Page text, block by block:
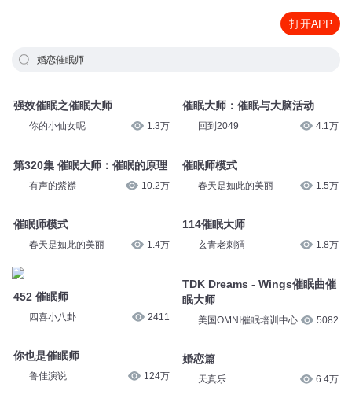
打开APP
婚恋催眠师
强效催眠之催眠大师
你的小仙女呢 1.3万
第320集 催眠大师：催眠的原理
有声的紫襟 10.2万
催眠师模式
春天是如此的美丽 1.4万
452 催眠师
四喜小八卦 2411
你也是催眠师
鲁佳演说 124万
催眠大师：催眠与大脑活动
回到2049 4.1万
催眠师模式
春天是如此的美丽 1.5万
114催眠大师
玄青老刺猬 1.8万
TDK Dreams - Wings催眠曲催
眠大师
美国OMNI催眠培训中心 5082
婚恋篇
天真乐 6.4万